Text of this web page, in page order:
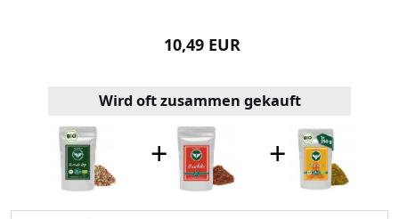
10,49 EUR
Wird oft zusammen gekauft
+ +